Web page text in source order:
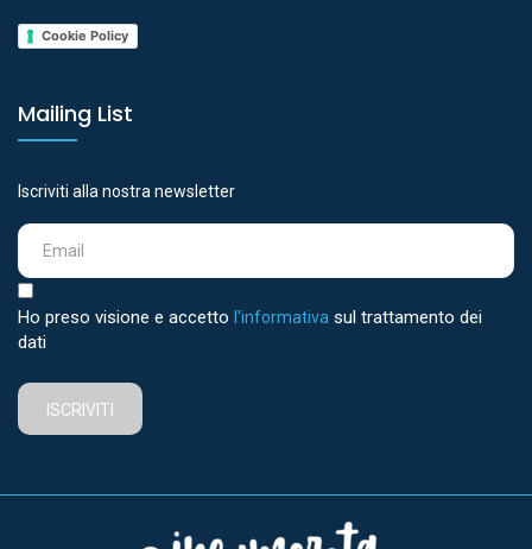
Cookie Policy
Mailing List
Iscriviti alla nostra newsletter
Ho preso visione e accetto l'informativa sul trattamento dei
dati
ISCRIVITI